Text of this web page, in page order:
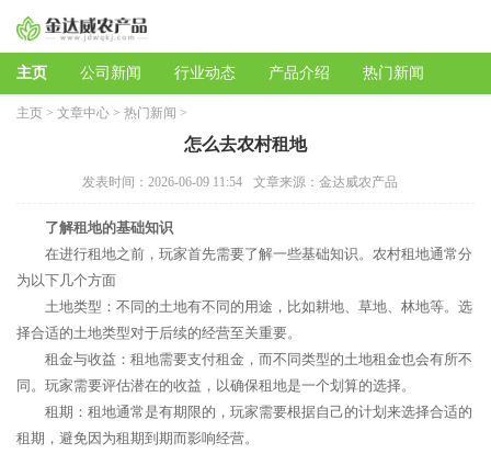
主页 公司新闻 行业动态 产品介绍 热门新闻
主页 > 文章中心 > 热门新闻 >
怎么去农村租地
发表时间：2026-06-09 11:54 文章来源：金达威农产品
了解租地的基础知识
在进行租地之前，玩家首先需要了解一些基础知识。农村租地通常分
为以下几个方面
土地类型：不同的土地有不同的用途，比如耕地、草地、林地等。选
择合适的土地类型对于后续的经营至关重要。
租金与收益：租地需要支付租金，而不同类型的土地租金也会有所不
同。玩家需要评估潜在的收益，以确保租地是一个划算的选择。
租期：租地通常是有期限的，玩家需要根据自己的计划来选择合适的
租期，避免因为租期到期而影响经营。